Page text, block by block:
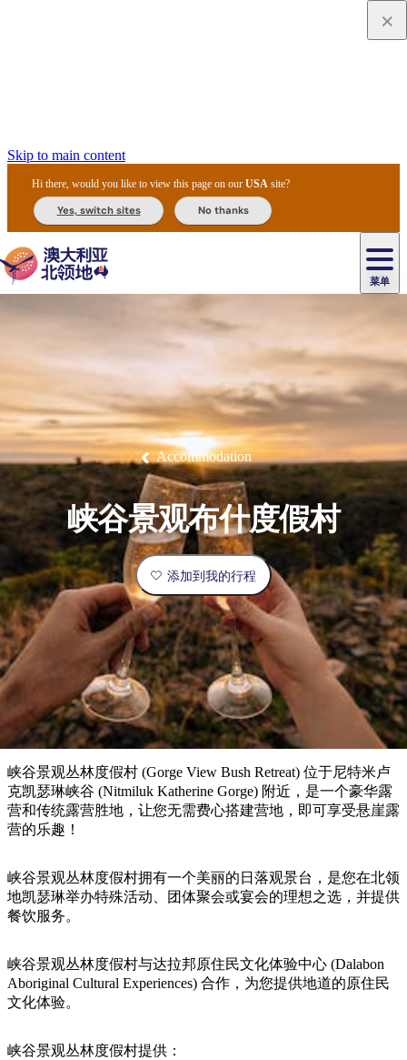
Skip to main content
Hi there, would you like to view this page on ourUSA site?
Yes, switch sites No thanks
菜单
主
航
景
点
最
受
欢
迎
目
的
地
内
陆
和
户
外
按
区
探
达
尔
丽
杜
国
园
李
治
公
园
瓦
国
公
园
提
维
群
岛
东
阿
纳
姆
地
马
塔
兰
卡
温
泉
池
特
米
鲁
国
家
公
园
卡
/
鬼
大
理
石
保
护
区
马
古
克
瀑
布
查
西
麦
克
唐
纳
国
家
公
园
活
动
体
验
旅
行
者
类
型
精
选
榜
单
化
体
食
庆
户
外
险
自
然
植
物
史
遗
产
钓
鱼
高
端
旅
游
露
营
和
豪
华
野
营
旅
行
灵
感
规
划
您
的
旅
规
划
和
预
订
实
用
信
息
规
工
具
住
同
车
搜
Accommodation
峡谷景观布什度假村
添加到我的行程
峡谷景观丛林度假村 (Gorge View Bush Retreat) 位于尼特米卢
克凯瑟琳峡谷 (Nitmiluk Katherine Gorge) 附近，是一个豪华露
营和传统露营胜地，让您无需费心搭建营地，即可享受悬崖露
营的乐趣！
峡谷景观丛林度假村拥有一个美丽的日落观景台，是您在北领
地凯瑟琳举办特殊活动、团体聚会或宴会的理想之选，并提供
餐饮服务。
峡谷景观丛林度假村与达拉邦原住民文化体验中心 (Dalabon
Aboriginal Cultural Experiences) 合作，为您提供地道的原住民
文化体验。
峡谷景观丛林度假村提供：